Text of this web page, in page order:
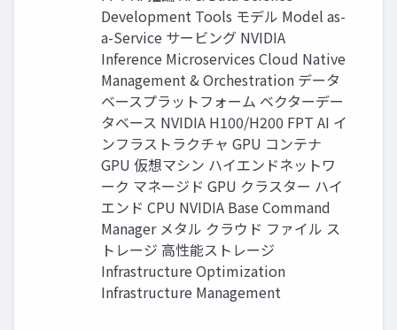
Development Tools モデル Model as-
a-Service サービング NVIDIA
Inference Microservices Cloud Native
Management & Orchestration データ
ベースプラットフォーム ベクターデー
タベース NVIDIA H100/H200 FPT AI イ
ンフラストラクチャ GPU コンテナ
GPU 仮想マシン ハイエンドネットワ
ーク マネージド GPU クラスター ハイ
エンド CPU NVIDIA Base Command
Manager メタル クラウド ファイル ス
トレージ ⾼性能ストレージ
Infrastructure Optimization
Infrastructure Management